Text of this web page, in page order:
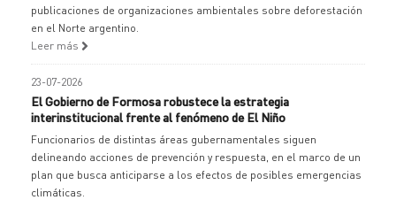
publicaciones de organizaciones ambientales sobre deforestación
en el Norte argentino.
Leer más
23-07-2026
El Gobierno de Formosa robustece la estrategia
interinstitucional frente al fenómeno de El Niño
Funcionarios de distintas áreas gubernamentales siguen
delineando acciones de prevención y respuesta, en el marco de un
plan que busca anticiparse a los efectos de posibles emergencias
climáticas.